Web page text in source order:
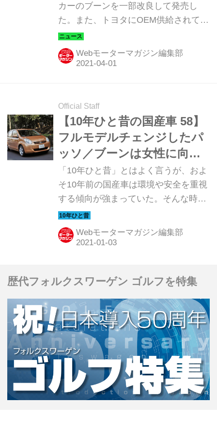
カーのブーンを一部改良して発売し
た。また、トヨタにOEM供給されてい
るパッソも同様に一部改良された。
（タイトル写真、上：ブーン／下：ブ
ーン シルク）
Webモーターマガジン編集部
Official Staff
【10年ひと昔の国産車 58】
フルモデルチェンジしたパ
ッソ／ブーンは女性に向け
たアピールポイント満載だ
った
「10年ひと昔」とはよく言うが、およ
そ10年前の国産車は環境や安全を重視
する傾向が強まっていた。そんな時代
のニューモデル試乗記を当時の記事と
写真で紹介していこう。今回は「トヨ
タ パッソ／ダイハツ ブーン」だ。
Webモーターマガジン編集部
歴代フォルクスワーゲン ゴルフを特集